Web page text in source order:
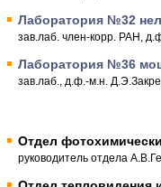
Лаборатория №32
зав.лаб. член-корр. РАН,
Лаборатория №36
зав.лаб., д.ф.-м.н.
Отдел
руководитель отдела